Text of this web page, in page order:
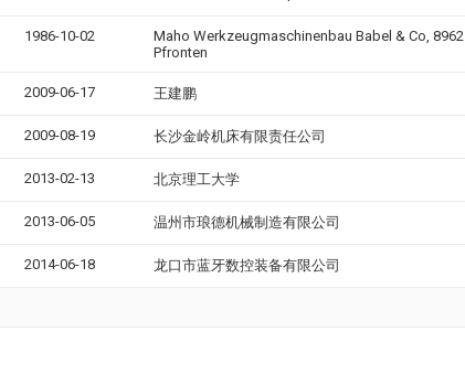
1986-10-02
Maho Werkzeugmaschinenbau Babel & Co, 8962
Pfronten
2009-06-17 王建鹏
2009-08-19 长沙金岭机床有限责任公司
2013-02-13 北京理工大学
2013-06-05 温州市琅德机械制造有限公司
2014-06-18 龙口市蓝牙数控装备有限公司